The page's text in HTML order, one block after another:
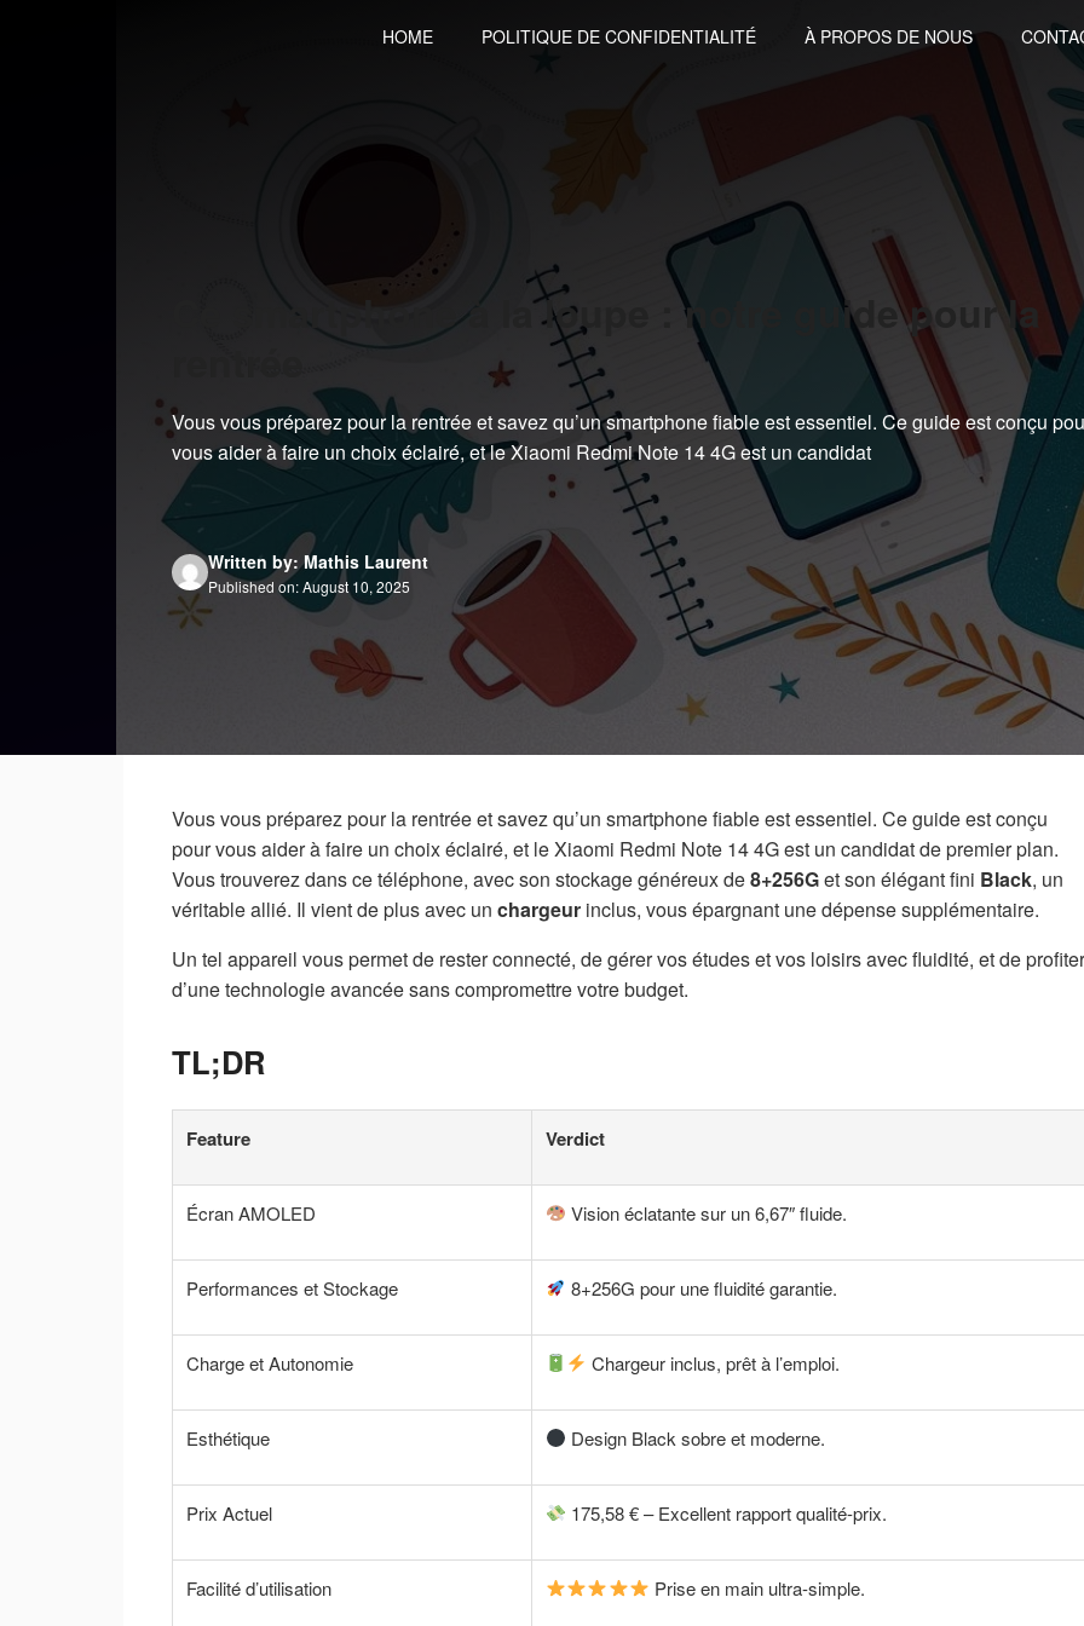
HOME POLITIQUE DE CONFIDENTIALITÉ À PROPOS DE NOUS
Ce smartphone à la loupe : notre guide pour la
Vous vous préparez pour la rentrée et savez qu’un smartphone fiable est essentiel. Ce guide est conçu
vous aider à faire un choix éclairé, et le Xiaomi Redmi Note 14 4G est un candidat
Written by: Mathis Laurent
Published on: August 10, 2025
Vous vous préparez pour la rentrée et savez qu’un smartphone fiable est essentiel. Ce guide est conçu
pour vous aider à faire un choix éclairé, et le Xiaomi Redmi Note 14 4G est un candidat de premier plan.
Vous trouverez dans ce téléphone, avec son stockage généreux de8+256Get son élégant fini Black, un
véritable allié. Il vient de plus avec un chargeur inclus, vous épargnant une dépense supplémentaire.
Un tel appareil vous permet de rester connecté, de gérer vos études et vos loisirs avec fluidité, et de profiter
d’une technologie avancée sans compromettre votre budget.
TL;DR
Feature Verdict
Écran AMOLED Vision éclatante sur un 6,67″ fluide.
Performances et Stockage 8+256G pour une fluidité garantie.
Charge et Autonomie Chargeur inclus, prêt à l’emploi.
Esthétique Design Black sobre et moderne.
Prix Actuel 175,58 € – Excellent rapport qualité-prix.
Facilité d’utilisation Prise en main ultra-simple.